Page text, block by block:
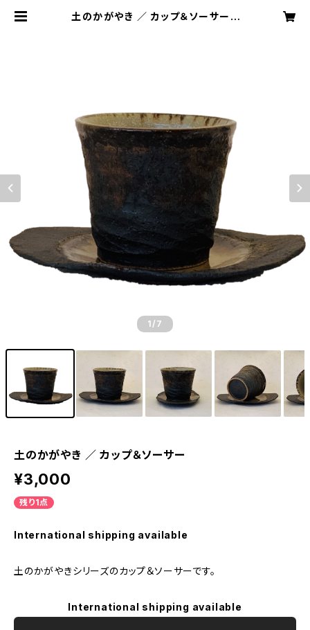
土のかがやき ／ カップ＆ソーサー |
1 /7
土のかがやき ／ カップ＆ソーサー
¥3,000
残り1点
International shipping available
土のかがやきシリーズのカップ＆ソーサーです。
International shipping available